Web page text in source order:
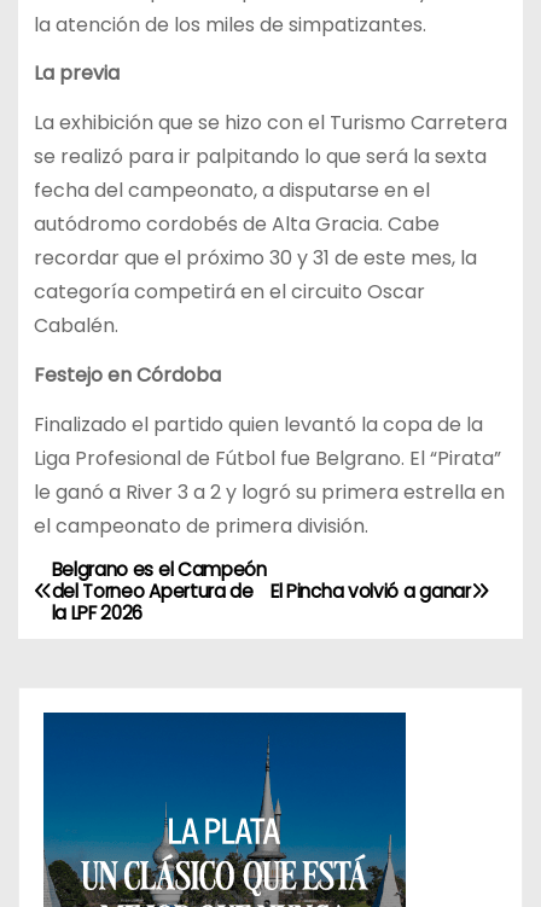
la atención de los miles de simpatizantes.
La previa
La exhibición que se hizo con el Turismo Carretera
se realizó para ir palpitando lo que será la sexta
fecha del campeonato, a disputarse en el
autódromo cordobés de Alta Gracia. Cabe
recordar que el próximo 30 y 31 de este mes, la
categoría competirá en el circuito Oscar
Cabalén.
Festejo en Córdoba
Finalizado el partido quien levantó la copa de la
Liga Profesional de Fútbol fue Belgrano. El “Pirata”
le ganó a River 3 a 2 y logró su primera estrella en
el campeonato de primera división.
N
a
a
c
El Pincha volvió a ganar
Belgrano es el Campeón
del Torneo Apertura de
la LPF 2026